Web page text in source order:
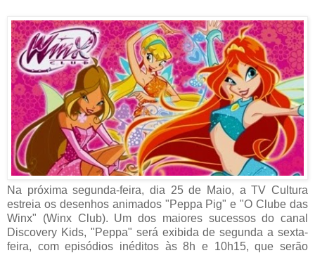
Na próxima segunda-feira, dia 25 de Maio, a TV Cultura
estreia os desenhos animados "Peppa Pig" e "O Clube das
Winx" (Winx Club). Um dos maiores sucessos do canal
Discovery Kids, "Peppa" será exibida de segunda a sexta-
feira, com episódios inéditos às 8h e 10h15, que serão